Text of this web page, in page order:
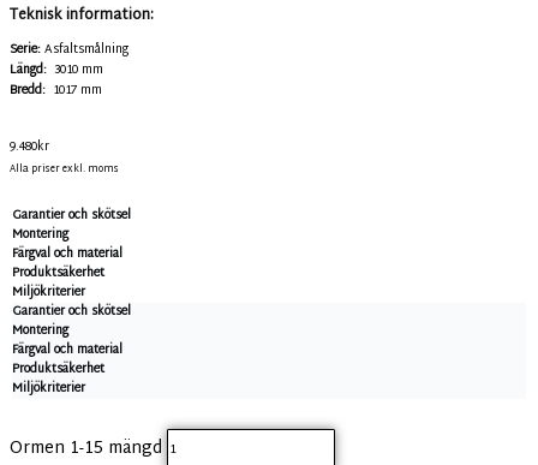
Teknisk information:
Serie:Asfaltsmålning
Längd: 3010 mm
Bredd: 1017 mm
9.480kr
Alla priser exkl. moms
Garantier och skötsel
Montering
Färgval och material
Produktsäkerhet
Miljökriterier
Garantier och skötsel
Montering
Färgval och material
Produktsäkerhet
Miljökriterier
Ormen 1-15 mängd